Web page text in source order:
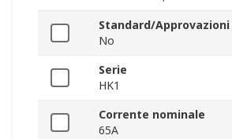
Standard/Approvazioni
No
Serie
HK1
Corrente nominale
65A